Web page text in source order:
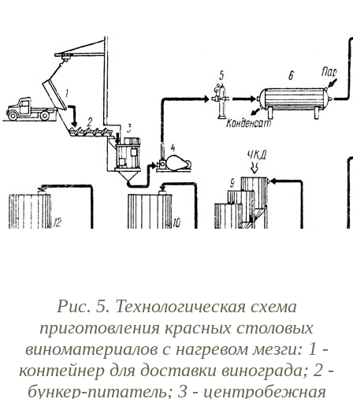
Рис. 5. Технологическая схема
приготовления красных столовых
виноматериалов с нагревом мезги: 1 -
контейнер для доставки винограда; 2 -
бункер-питатель; 3 - центробежная